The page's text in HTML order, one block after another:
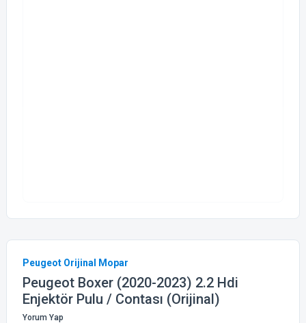
Peugeot Orijinal Mopar
Peugeot Boxer (2020-2023) 2.2 Hdi
Enjektör Pulu / Contası (Orijinal)
Yorum Yap